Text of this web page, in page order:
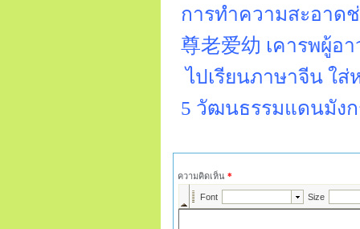
การทำความสะอาด
尊老爱幼 เคารพผู้อ
ไปเรียนภาษาจีน ใส่
5 วัฒนธรรมแดนมัง
ความคิดเห็น *